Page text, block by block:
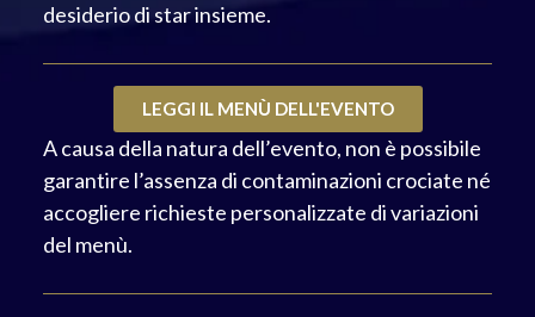
desiderio di star insieme.
LEGGI IL MENÙ DELL'EVENTO
A causa della natura dell’evento, non è possibile
garantire l’assenza di contaminazioni crociate né
accogliere richieste personalizzate di variazioni
del menù.